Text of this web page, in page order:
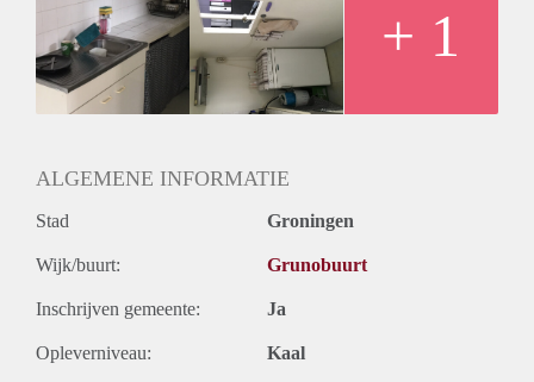
+ 1
ALGEMENE INFORMATIE
Stad Groningen
Wijk/buurt: Grunobuurt
Inschrijven gemeente: Ja
Opleverniveau: Kaal